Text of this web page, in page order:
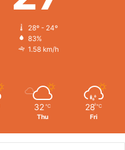
28º - 24º
83%
1.58 km/h
32 ℃
Thu
28 ℃
Fri